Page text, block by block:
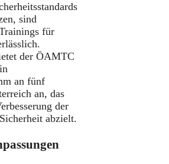
sind
für
der ÖAMTC
an fünf
an, das
der
abzielt.